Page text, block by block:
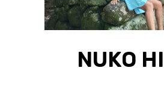
NUKO